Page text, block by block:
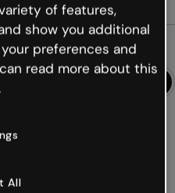
of features,
show you additional
preferences and
read more about this
All